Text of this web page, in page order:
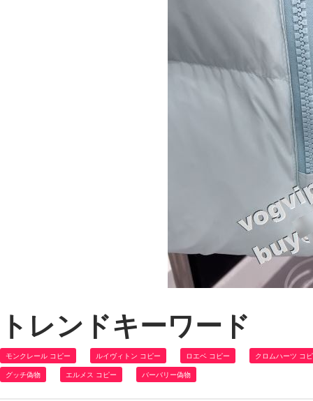
トレンドキーワード
モンクレール コピー ルイヴィトン コピー ロエベ コピー クロムハーツ コ
グッチ偽物 エルメス コピー バーバリー偽物